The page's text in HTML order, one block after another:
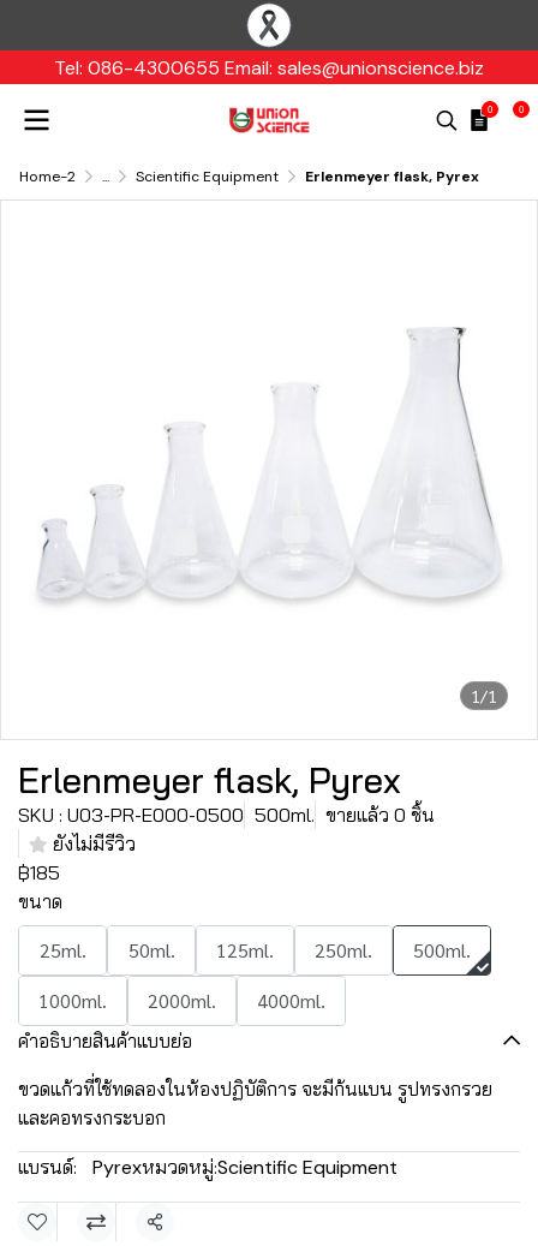
Tel: 086-4300655 Email: sales@unionscience.biz
0 0
Home-2 ... Scientific Equipment Erlenmeyer flask, Pyrex
1/1
Erlenmeyer flask, Pyrex
SKU : U03-PR-E000-0500 500ml. ขายแล้ว 0 ชิ้น
ยังไม่มีรีวิว
฿185
ขนาด
25ml. 50ml. 125ml. 250ml.
500ml.
1000ml.
2000ml. 4000ml.
คำอธิบายสินค้าแบบย่อ
ขวดแก้วที่ใช้ทดลองในห้องปฏิบัติการ จะมีก้นแบน รูปทรงกรวย
และคอทรงกระบอก
แบรนด์: Pyrexหมวดหมู่:Scientific Equipment
แชร์